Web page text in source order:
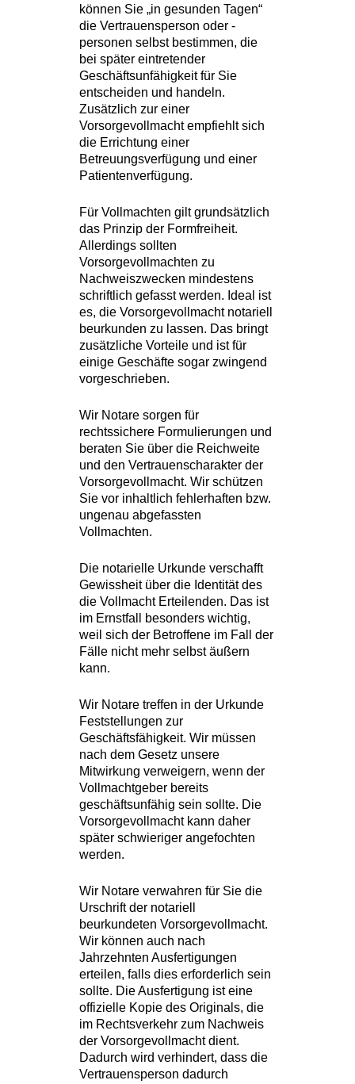
können Sie „in gesunden Tagen“
die Vertrauensperson oder -
personen selbst bestimmen, die
bei später eintretender
Geschäftsunfähigkeit für Sie
entscheiden und handeln.
Zusätzlich zur einer
Vorsorgevollmacht empfiehlt sich
die Errichtung einer
Betreuungsverfügung und einer
Patientenverfügung.
Für Vollmachten gilt grundsätzlich
das Prinzip der Formfreiheit.
Allerdings sollten
Vorsorgevollmachten zu
Nachweiszwecken mindestens
schriftlich gefasst werden. Ideal ist
es, die Vorsorgevollmacht notariell
beurkunden zu lassen. Das bringt
zusätzliche Vorteile und ist für
einige Geschäfte sogar zwingend
vorgeschrieben.
Wir Notare sorgen für
rechtssichere Formulierungen und
beraten Sie über die Reichweite
und den Vertrauenscharakter der
Vorsorgevollmacht. Wir schützen
Sie vor inhaltlich fehlerhaften bzw.
ungenau abgefassten
Vollmachten.
Die notarielle Urkunde verschafft
Gewissheit über die Identität des
die Vollmacht Erteilenden. Das ist
im Ernstfall besonders wichtig,
weil sich der Betroffene im Fall der
Fälle nicht mehr selbst äußern
kann.
Wir Notare treffen in der Urkunde
Feststellungen zur
Geschäftsfähigkeit. Wir müssen
nach dem Gesetz unsere
Mitwirkung verweigern, wenn der
Vollmachtgeber bereits
geschäftsunfähig sein sollte. Die
Vorsorgevollmacht kann daher
später schwieriger angefochten
werden.
Wir Notare verwahren für Sie die
Urschrift der notariell
beurkundeten Vorsorgevollmacht.
Wir können auch nach
Jahrzehnten Ausfertigungen
erteilen, falls dies erforderlich sein
sollte. Die Ausfertigung ist eine
offizielle Kopie des Originals, die
im Rechtsverkehr zum Nachweis
der Vorsorgevollmacht dient.
Dadurch wird verhindert, dass die
Vertrauensperson dadurch